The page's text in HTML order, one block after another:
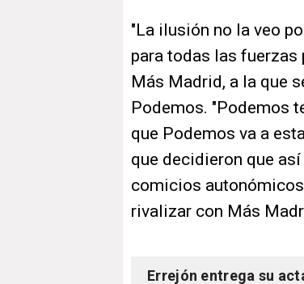
"La ilusión no la veo
para todas las
Más Madrid, a la que
Podemos. "Podemos
que Podemos va a
que decidieron que
comicios
rivalizar con Más
Errejón entrega su